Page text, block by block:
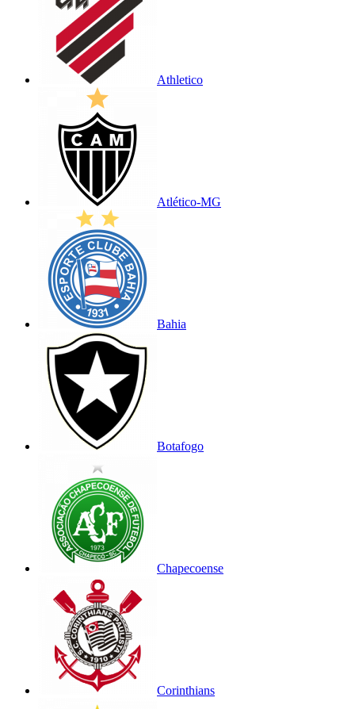
Athletico
Atlético-MG
Bahia
Botafogo
Chapecoense
Corinthians